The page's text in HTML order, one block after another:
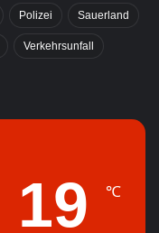
Polizei Sauerland
Verkehrsunfall
19 ℃